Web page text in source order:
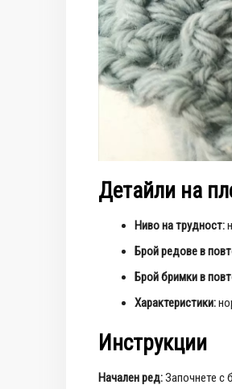
Детайли на
Ниво на трудност:
Брой редове в
Брой бримки в
Характеристики:
Инструкции
Начален ред:Започнете с